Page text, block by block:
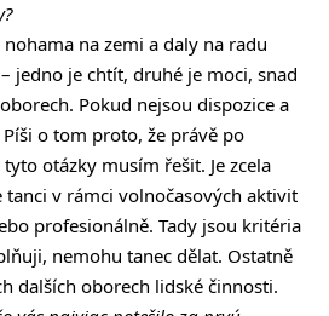
na zemi a daly na radu
jedno je chtít, druhé je moci, snad
Pokud nejsou dispozice a
o tom proto, že právě po
otázky musím řešit. Je zcela
tanci v rámci volnočasových aktivit
profesionálně. Tady jsou kritéria
nemohu tanec dělat. Ostatně
dalších oborech lidské činnosti.